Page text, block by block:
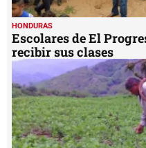
HONDURAS
Escolares de El
recibir sus clases